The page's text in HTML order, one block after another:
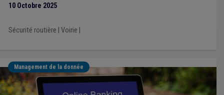
10 Octobre 2025
Sécurité routière Voirie
Management de la donnée